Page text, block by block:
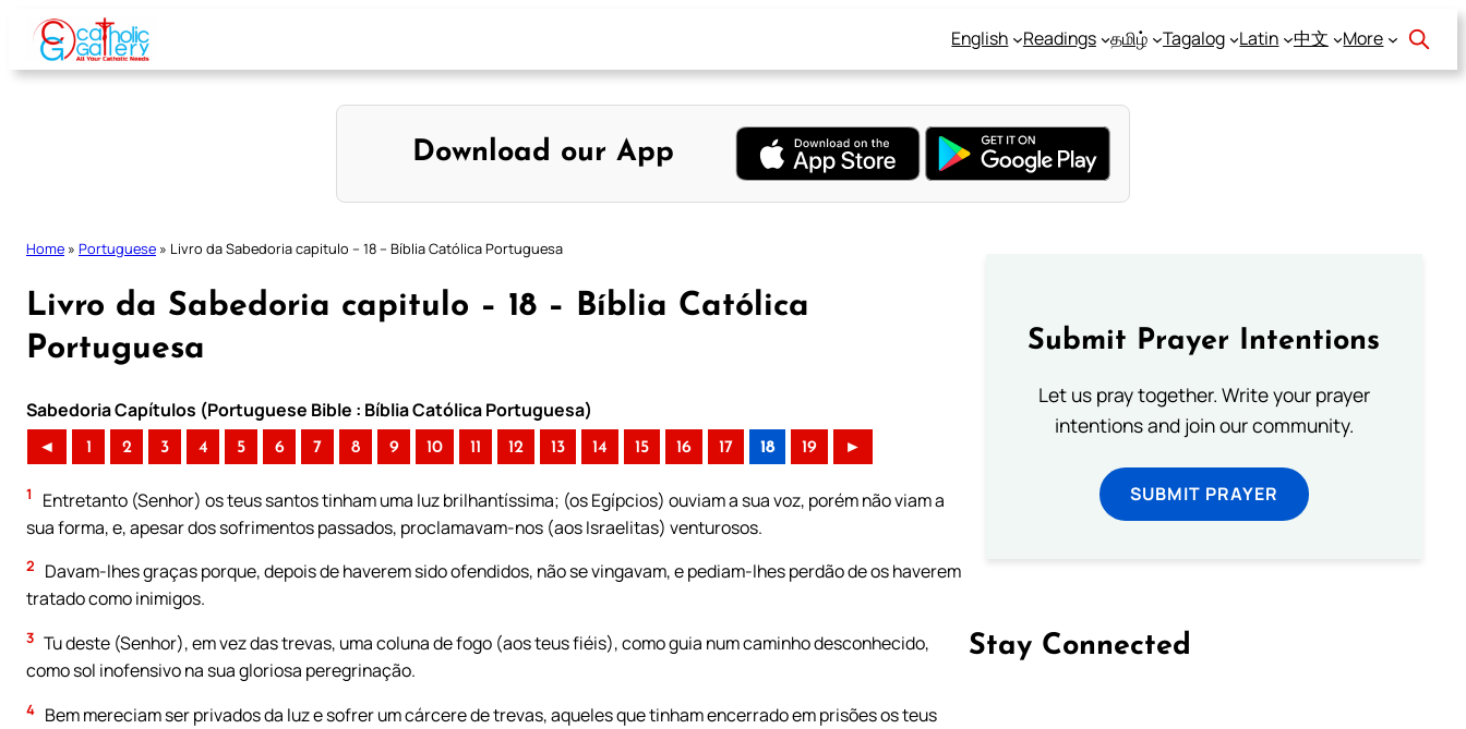
Skip
content
English Readings தமிழ் Tagalog Latin 中文 More
Download our App
Home » Portuguese » Livro da Sabedoria capitulo – 18 – Bíblia Católica Portuguesa
Livro da Sabedoria capitulo – 18 – Bíblia Católica
Portuguesa
Sabedoria Capítulos (Portuguese Bible : Bíblia Católica Portuguesa)
◄ 1 2 3 4 5 6 7 8 9 10 11 12 13 14 15 16 17 18 19 ►
1
Entretanto (Senhor) os teus santos tinham uma luz brilhantíssima; (os Egípcios) ouviam a sua voz, porém não viam a
sua forma, e, apesar dos sofrimentos passados, proclamavam-nos (aos Israelitas) venturosos.
2
Davam-lhes graças porque, depois de haverem sido ofendidos, não se vingavam, e pediam-lhes perdão de os haverem
tratado como inimigos.
3 Tu deste (Senhor), em vez das trevas, uma coluna de fogo (aos teus fiéis), como guia num caminho desconhecido,
como sol inofensivo na sua gloriosa peregrinação.
4 Bem mereciam ser privados da luz e sofrer um cárcere de trevas, aqueles que tinham encerrado em prisões os teus
Submit Prayer Intentions
Let us pray together. Write your prayer
intentions and join our community.
SUBMIT PRAYER
Stay Connected